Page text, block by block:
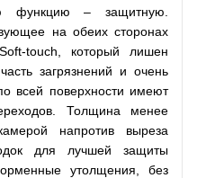
функцию – защитную.
на обеих сторонах
touch, который лишен
загрязнений и очень
всей поверхности имеют
Толщина менее
напротив выреза
для лучшей защиты
утолщения, без